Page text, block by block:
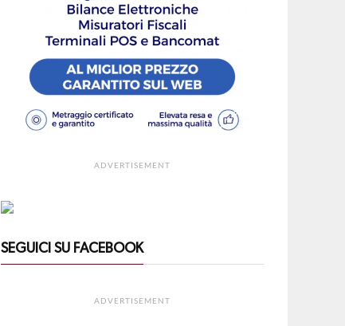
ADVERTISEMENT
SEGUICI SU FACEBOOK
ADVERTISEMENT